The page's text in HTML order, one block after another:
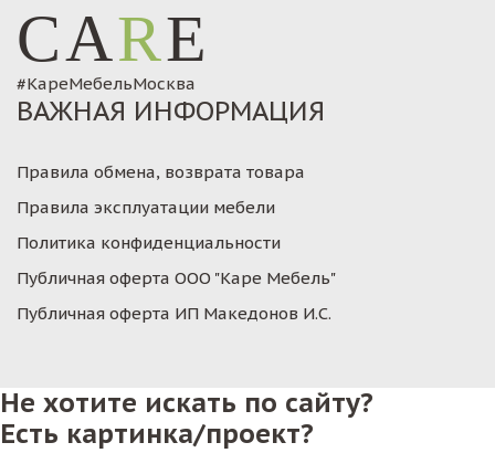
CARE
#КареМебельМосква
ВАЖНАЯ ИНФОРМАЦИЯ
Правила обмена, возврата товара
Правила эксплуатации мебели
Политика конфиденциальности
Публичная оферта ООО "Каре Мебель"
Публичная оферта ИП Македонов И.С.
Не хотите искать по сайту?
Есть картинка/проект?